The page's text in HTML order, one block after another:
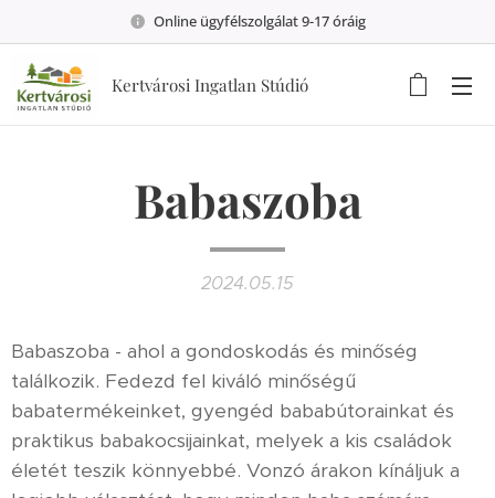
Online ügyfélszolgálat 9-17 óráig
Kertvárosi Ingatlan Stúdió
Babaszoba
2024.05.15
Babaszoba - ahol a gondoskodás és minőség
találkozik. Fedezd fel kiváló minőségű
babatermékeinket, gyengéd bababútorainkat és
praktikus babakocsijainkat, melyek a kis családok
életét teszik könnyebbé. Vonzó árakon kínáljuk a